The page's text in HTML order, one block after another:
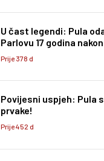
U čast legendi: Pula
Parlovu 17 godina
Prije 378 d
Povijesni uspjeh: Pula
prvake!
Prije 452 d